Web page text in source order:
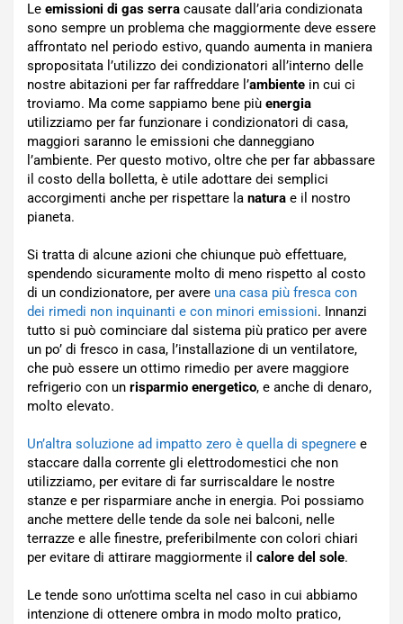
Le emissioni di gas serra causate dall’aria condizionata
sono sempre un problema che maggiormente deve essere
affrontato nel periodo estivo, quando aumenta in maniera
spropositata l’utilizzo dei condizionatori all’interno delle
nostre abitazioni per far raffreddare l’ambiente in cui ci
troviamo. Ma come sappiamo bene più energia
utilizziamo per far funzionare i condizionatori di casa,
maggiori saranno le emissioni che danneggiano
l’ambiente. Per questo motivo, oltre che per far abbassare
il costo della bolletta, è utile adottare dei semplici
accorgimenti anche per rispettare la natura e il nostro
pianeta.
Si tratta di alcune azioni che chiunque può effettuare,
spendendo sicuramente molto di meno rispetto al costo
di un condizionatore, per avere una casa più fresca con
dei rimedi non inquinanti e con minori emissioni. Innanzi
tutto si può cominciare dal sistema più pratico per avere
un po’ di fresco in casa, l’installazione di un ventilatore,
che può essere un ottimo rimedio per avere maggiore
refrigerio con un risparmio energetico, e anche di denaro,
molto elevato.
Un’altra soluzione ad impatto zero è quella di spegnere e
staccare dalla corrente gli elettrodomestici che non
utilizziamo, per evitare di far surriscaldare le nostre
stanze e per risparmiare anche in energia. Poi possiamo
anche mettere delle tende da sole nei balconi, nelle
terrazze e alle finestre, preferibilmente con colori chiari
per evitare di attirare maggiormente il calore del sole.
Le tende sono un’ottima scelta nel caso in cui abbiamo
intenzione di ottenere ombra in modo molto pratico,